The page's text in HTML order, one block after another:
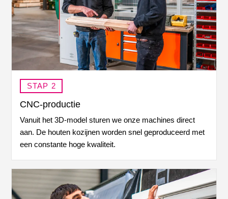
STAP 2
CNC-productie
Vanuit het3D-model sturen we onze machines direct
aan. De houten kozijnen wordensnel geproduceerd met
een constante hoge kwaliteit.